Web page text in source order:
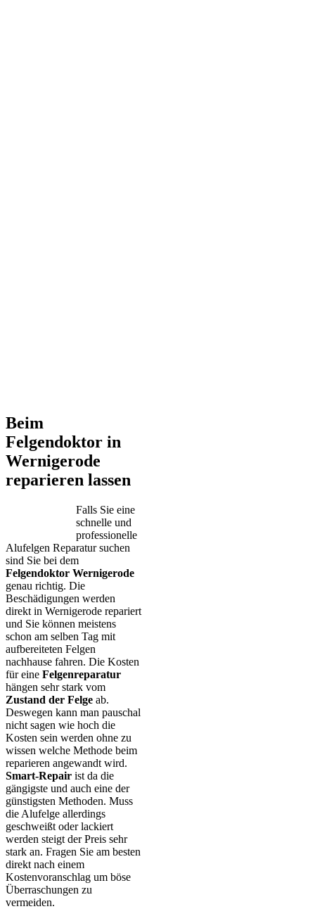
Beim
Felgendoktor in
Wernigerode
reparieren lassen
Falls Sie eine
schnelle und
professionelle
Alufelgen Reparatur suchen
sind Sie bei dem
Felgendoktor Wernigerode
genau richtig. Die
Beschädigungen werden
direkt in Wernigerode repariert
und Sie können meistens
schon am selben Tag mit
aufbereiteten Felgen
nachhause fahren. Die Kosten
für eine Felgenreparatur
hängen sehr stark vom
Zustand der Felge ab.
Deswegen kann man pauschal
nicht sagen wie hoch die
Kosten sein werden ohne zu
wissen welche Methode beim
reparieren angewandt wird.
Smart-Repair ist da die
gängigste und auch eine der
günstigsten Methoden. Muss
die Alufelge allerdings
geschweißt oder lackiert
werden steigt der Preis sehr
stark an. Fragen Sie am besten
direkt nach einem
Kostenvoranschlag um böse
Überraschungen zu
vermeiden.